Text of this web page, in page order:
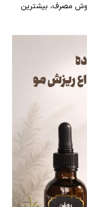
مصرف، بیشترین